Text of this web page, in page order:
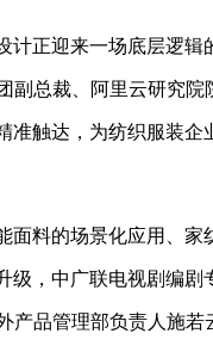
计正迎来一场底层逻
副总裁、阿里云研究
触达，为纺织服装企
料的场景化应用、家
，中广联电视剧编剧
产品管理部负责人施